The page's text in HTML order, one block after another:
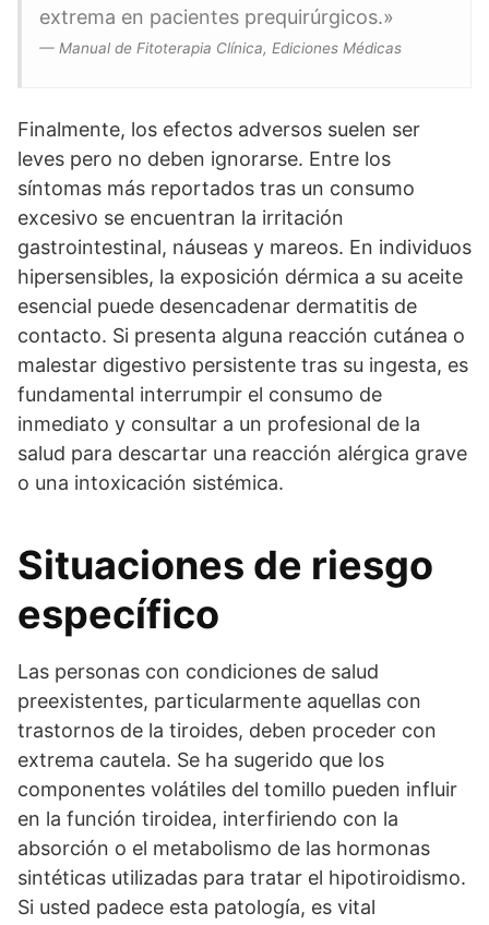
extrema en pacientes prequirúrgicos.»
— Manual de Fitoterapia Clínica, Ediciones Médicas
Finalmente, los efectos adversos suelen ser
leves pero no deben ignorarse. Entre los
síntomas más reportados tras un consumo
excesivo se encuentran la irritación
gastrointestinal, náuseas y mareos. En individuos
hipersensibles, la exposición dérmica a su aceite
esencial puede desencadenar dermatitis de
contacto. Si presenta alguna reacción cutánea o
malestar digestivo persistente tras su ingesta, es
fundamental interrumpir el consumo de
inmediato y consultar a un profesional de la
salud para descartar una reacción alérgica grave
o una intoxicación sistémica.
Situaciones de riesgo
específico
Las personas con condiciones de salud
preexistentes, particularmente aquellas con
trastornos de la tiroides, deben proceder con
extrema cautela. Se ha sugerido que los
componentes volátiles del tomillo pueden influir
en la función tiroidea, interfiriendo con la
absorción o el metabolismo de las hormonas
sintéticas utilizadas para tratar el hipotiroidismo.
Si usted padece esta patología, es vital